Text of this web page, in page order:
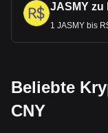
JASMY zu
1 JASMY bis
Beliebte
CNY